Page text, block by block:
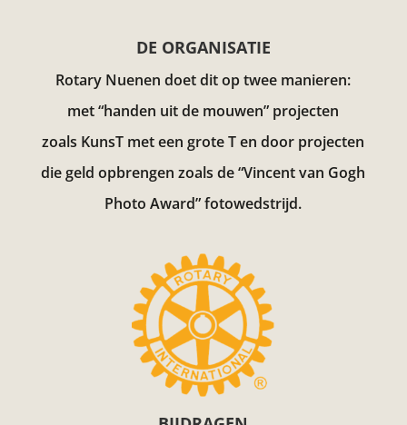
DE ORGANISATIE
Rotary Nuenen doet dit op twee manieren:
met “handen uit de mouwen” projecten
zoals KunsT met een grote T en door projecten
die geld opbrengen zoals de “Vincent van Gogh
Photo Award” fotowedstrijd.